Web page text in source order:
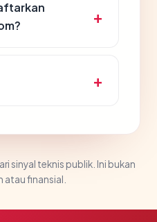
sinyal teknis publik. Ini bukan
atau finansial.